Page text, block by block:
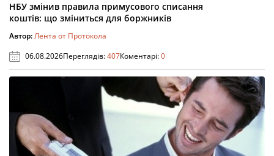
НБУ змінив правила примусового списання
коштів: що зміниться для боржників
Автор:Лента от Протокола
06.08.2026Переглядів:407Коментарі:0